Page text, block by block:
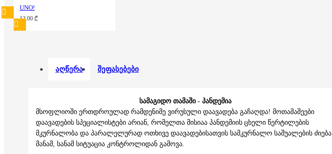
UNO!
12.00 ₾
აღწერა შეფასებები
სამაგიდო თამაში - პანდემია
მსოფლიოში ერთდროულად რამდენიმე ვირუსული დაავადება გაჩაღდა! მოთამაშეები
დაავადების სპეციალისტები არიან, რომელთა მისიაა პანდემიის ცხელი წერტილების
მკურნალობა და პარალელურად ოთხივე დაავადებისათვის სამკურნალო საშუალების ძიება
მანამ, სანამ სიტუაცია კონტროლიდან გამოვა.